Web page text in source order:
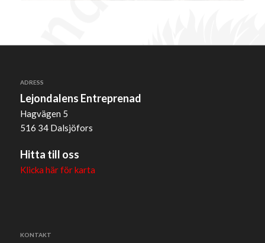
ADRESS
Lejondalens Entreprenad
Hagvägen 5
516 34 Dalsjöfors
Hitta till oss
Klicka här för karta
KONTAKT